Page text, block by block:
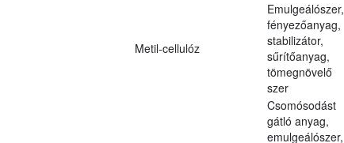
Metil-cellulóz
Emulgeálószer,
fényezőanyag,
stabilizátor,
sűrítőanyag,
tömegnövelő
szer
Csomósodást
gátló anyag,
emulgeálószer,